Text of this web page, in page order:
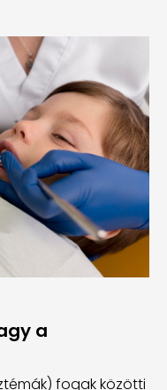
a
fogak közötti